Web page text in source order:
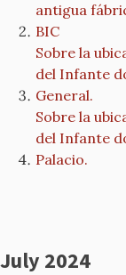
antigua
BIC
Sobre la
del Infante
General.
Sobre la
del Infante
Palacio.
July 2024